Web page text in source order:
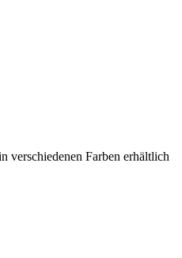
verschiedenen Farben erhältlich